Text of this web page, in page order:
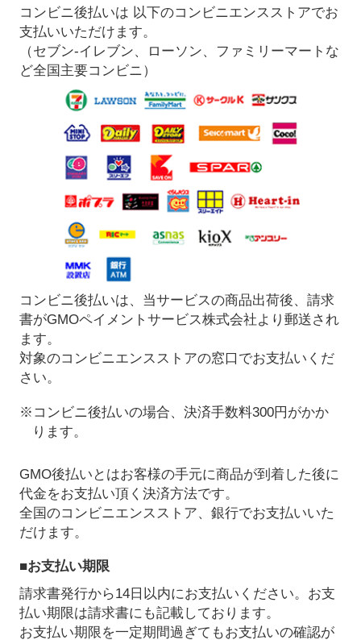
コンビニ後払いは 以下のコンビニエンスストアでお
支払いいただけます。
（セブン-イレブン、ローソン、ファミリーマートな
ど全国主要コンビニ）
コンビニ後払いは、当サービスの商品出荷後、請求
書がGMOペイメントサービス株式会社より郵送され
ます。
対象のコンビニエンスストアの窓口でお支払いくだ
さい。
※コンビニ後払いの場合、決済手数料300円がかか
ります。
GMO後払いとはお客様の手元に商品が到着した後に
代金をお支払い頂く決済方法です。
全国のコンビニエンスストア、銀行でお支払いいた
だけます。
■お支払い期限
請求書発行から14日以内にお支払いください。お支
払い期限は請求書にも記載しております。
お支払い期限を一定期間過ぎてもお支払いの確認が